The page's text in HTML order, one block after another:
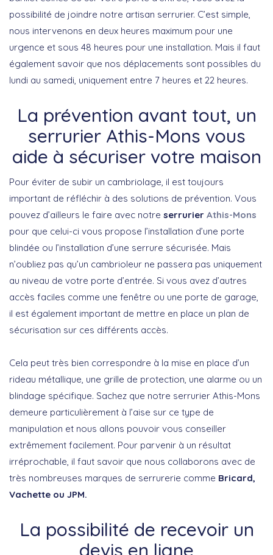
possibilité de joindre notre artisan serrurier. C’est simple,
nous intervenons en deux heures maximum pour une
urgence et sous 48 heures pour une installation. Mais il faut
également savoir que nos déplacements sont possibles du
lundi au samedi, uniquement entre 7 heures et 22 heures.
La prévention avant tout, un
serrurier Athis-Mons vous
aide à sécuriser votre maison
Pour éviter de subir un cambriolage, il est toujours
important de réfléchir à des solutions de prévention. Vous
pouvez d’ailleurs le faire avec notre serrurier Athis-Mons
pour que celui-ci vous propose l’installation d’une porte
blindée ou l’installation d’une serrure sécurisée. Mais
n’oubliez pas qu’un cambrioleur ne passera pas uniquement
au niveau de votre porte d’entrée. Si vous avez d’autres
accès faciles comme une fenêtre ou une porte de garage,
il est également important de mettre en place un plan de
sécurisation sur ces différents accès.
Cela peut très bien correspondre à la mise en place d’un
rideau métallique, une grille de protection, une alarme ou un
blindage spécifique. Sachez que notre serrurier Athis-Mons
demeure particulièrement à l’aise sur ce type de
manipulation et nous allons pouvoir vous conseiller
extrêmement facilement. Pour parvenir à un résultat
irréprochable, il faut savoir que nous collaborons avec de
très nombreuses marques de serrurerie comme Bricard,
Vachette ou JPM.
La possibilité de recevoir un
devis en ligne